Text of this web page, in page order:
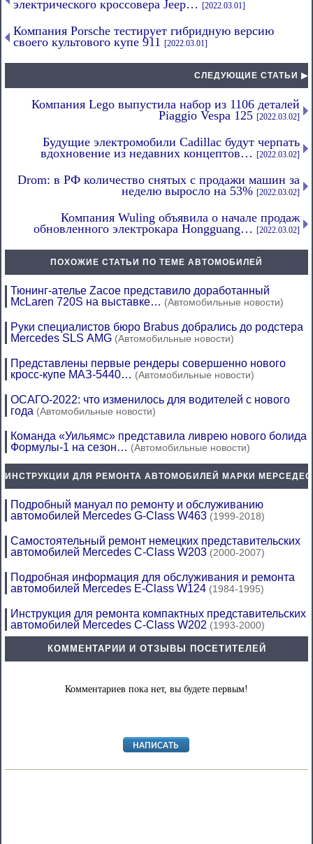
электрического кроссовера Jeep… [2022.03.01]
Компания Porsche тестирует гибридную версию
своего культового купе 911 [2022.03.01]
СЛЕДУЮЩИЕ СТАТЬИ ▶
Компания Lego выпустила набор из 1106 деталей
Piaggio Vespa 125 [2022.03.02]
Будущие электромобили Cadillac будут черпать
вдохновение из недавних концептов… [2022.03.02]
Drom: в РФ количество снятых с продажи машин за
неделю выросло на 53% [2022.03.02]
Компания Wuling объявила о начале продаж
обновленного электрокара Hongguang… [2022.03.02]
ПОХОЖИЕ СТАТЬИ ПО ТЕМЕ АВТОМОБИЛЕЙ
Тюнинг-ателье Zacoe представило доработанный
McLaren 720S на выставке… (Автомобильные новости)
Руки специалистов бюро Brabus добрались до родстера
Mercedes SLS AMG (Автомобильные новости)
Представлены первые рендеры совершенно нового
кросс-купе МАЗ-5440… (Автомобильные новости)
ОСАГО-2022: что изменилось для водителей с нового
года (Автомобильные новости)
Команда «Уильямс» представила ливрею нового болида
Формулы-1 на сезон… (Автомобильные новости)
ИНСТРУКЦИИ ДЛЯ РЕМОНТА АВТОМОБИЛЕЙ МАРКИ МЕРСЕДЕС
Подробный мануал по ремонту и обслуживанию
автомобилей Mercedes G-Class W463 (1999-2018)
Самостоятельный ремонт немецких представительских
автомобилей Mercedes C-Class W203 (2000-2007)
Подробная информация для обслуживания и ремонта
автомобилей Mercedes E-Class W124 (1984-1995)
Инструкция для ремонта компактных представительских
автомобилей Mercedes C-Class W202 (1993-2000)
КОММЕНТАРИИ И ОТЗЫВЫ ПОСЕТИТЕЛЕЙ
Комментариев пока нет, вы будете первым!